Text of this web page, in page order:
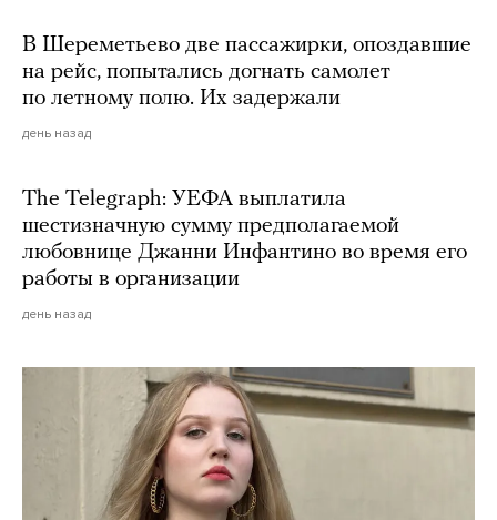
В Шереметьево две пассажирки, опоздавшие
на рейс, попытались догнать самолет
по летному полю. Их задержали
день назад
The Telegraph: УЕФА выплатила
шестизначную сумму предполагаемой
любовнице Джанни Инфантино во время его
работы в организации
день назад